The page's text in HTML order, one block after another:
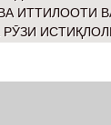
ИТТИЛООТИ